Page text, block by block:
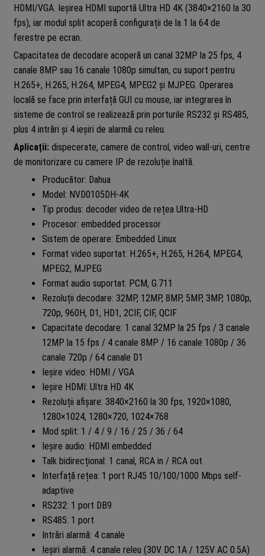
HDMI/VGA. Ieșirea HDMI suportă Ultra HD 4K (3840×2160 la 30
fps), iar modul split acoperă configurații de la 1 la 64 de
ferestre pe ecran.
Capacitatea de decodare acoperă un canal 32MP la 25 fps, 4
canale 8MP sau 16 canale 1080p simultan, cu suport pentru
H.265+, H.265, H.264, MPEG4, MPEG2 și MJPEG. Operarea
locală se face prin interfață GUI cu mouse, iar integrarea în
sisteme de control se realizează prin porturile RS232 și RS485,
plus 4 intrări și 4 ieșiri de alarmă cu releu.
Aplicații:dispecerate, camere de control, video wall-uri, centre
de monitorizare cu camere IP de rezoluție înaltă.
Producător: Dahua
Model: NVD0105DH-4K
Tip produs: decoder video de rețea Ultra-HD
Procesor: embedded processor
Sistem de operare: Embedded Linux
Format video suportat: H.265+, H.265, H.264, MPEG4,
MPEG2, MJPEG
Format audio suportat: PCM, G.711
Rezoluții decodare: 32MP, 12MP, 8MP, 5MP, 3MP, 1080p,
720p, 960H, D1, HD1, 2CIF, CIF, QCIF
Capacitate decodare: 1 canal 32MP la 25 fps / 3 canale
12MP la 15 fps / 4 canale 8MP / 16 canale 1080p / 36
canale 720p / 64 canale D1
Ieșire video: HDMI / VGA
Ieșire HDMI: Ultra HD 4K
Rezoluții afișare: 3840×2160 la 30 fps, 1920×1080,
1280×1024, 1280×720, 1024×768
Mod split: 1 / 4 / 9 / 16 / 25 / 36 / 64
Ieșire audio: HDMI embedded
Talk bidirecțional: 1 canal, RCA in / RCA out
Interfață rețea: 1 port RJ45 10/100/1000 Mbps self-
adaptive
RS232: 1 port DB9
RS485: 1 port
Intrări alarmă: 4 canale
Ieșiri alarmă: 4 canale releu (30V DC 1A / 125V AC 0.5A)